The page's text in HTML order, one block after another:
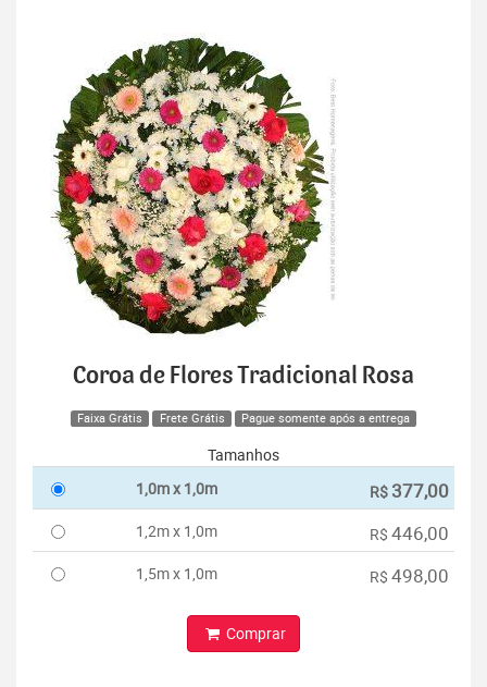
Coroa de Flores Tradicional Rosa
Faixa Grátis Frete Grátis Pague somente após a entrega
Tamanhos
1,0m x 1,0m
R$ 377,00
1,2m x 1,0m R$ 446,00
1,5m x 1,0m R$ 498,00
Comprar